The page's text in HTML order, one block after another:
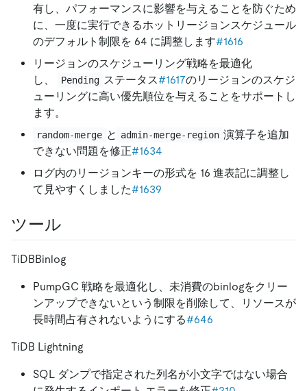
有し、パフォーマンスに影響を与えることを防ぐため
に、一度に実行できるホットリージョンスケジュール
のデフォルト制限を 64 に調整します#1616
リージョンのスケジューリング戦略を最適化
し、
Pending ステータス#1617のリージョンのスケジ
ューリングに高い優先順位を与えることをサポートし
ます。
random-merge と admin-merge-region 演算子を追加
できない問題を修正#1634
ログ内のリージョンキーの形式を 16 進表記に調整し
て見やすくしました#1639
ツール
TiDBBinlog
PumpGC 戦略を最適化し、未消費のbinlogをクリー
ンアップできないという制限を削除して、リソースが
長時間占有されないようにする#646
TiDB Lightning
SQL ダンプで指定された列名が小文字ではない場合